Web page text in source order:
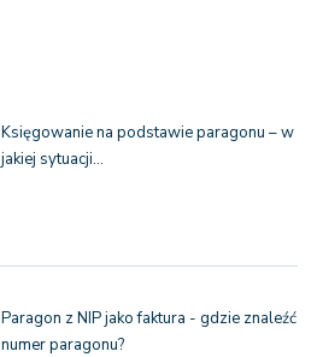
Księgowanie na podstawie paragonu – w
jakiej sytuacji…
Paragon z NIP jako faktura - gdzie znaleźć
numer paragonu?